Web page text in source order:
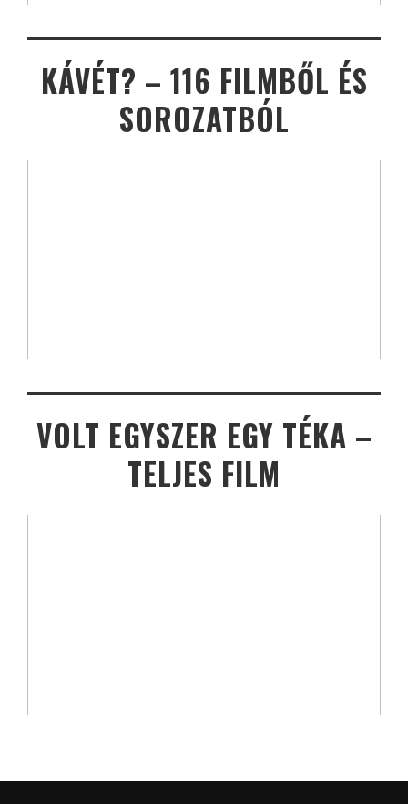
KÁVÉT? – 116 FILMBŐL ÉS
SOROZATBÓL
VOLT EGYSZER EGY TÉKA –
TELJES FILM